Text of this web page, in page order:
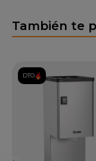
También te
DTO.